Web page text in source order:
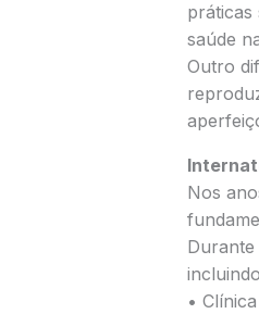
práticas
saúde
Outro
Nos
Durante
•